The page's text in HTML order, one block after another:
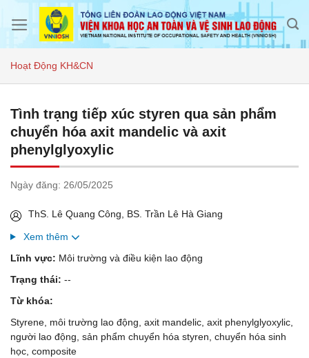
Hoạt Động KH&CN
Tình trạng tiếp xúc styren qua sản phẩm
chuyển hóa axit mandelic và axit
phenylglyoxylic
Ngày đăng: 26/05/2025
ThS. Lê Quang Công, BS. Trần Lê Hà Giang
Xem thêm
Lĩnh vực: Môi trường và điều kiện lao động
Trạng thái: --
Từ khóa:
Styrene, môi trường lao động, axit mandelic, axit phenylglyoxylic,
người lao động, sản phẩm chuyển hóa styren, chuyển hóa sinh
học, composite